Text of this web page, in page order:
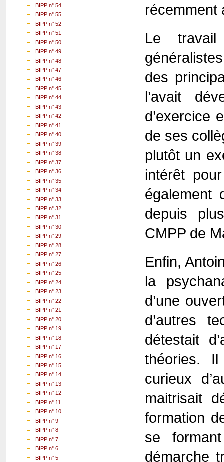
BIPP n° 54
BIPP n° 55
BIPP n° 52
BIPP n° 51
BIPP n° 50
BIPP n° 49
BIPP n° 48
BIPP n° 47
BIPP n° 46
BIPP n° 45
BIPP n° 44
BIPP n° 43
BIPP n° 42
BIPP n° 41
BIPP n° 40
BIPP n° 39
BIPP n° 38
BIPP n° 37
BIPP n° 36
BIPP n° 35
BIPP n° 34
BIPP n° 33
BIPP n° 32
BIPP n° 31
BIPP n° 30
BIPP n° 29
BIPP n° 28
BIPP n° 27
BIPP n° 26
BIPP n° 25
BIPP n° 24
BIPP n° 23
BIPP n° 22
BIPP n° 21
BIPP n° 20
BIPP n° 19
BIPP n° 18
BIPP n° 17
BIPP n° 16
BIPP n° 15
BIPP n° 14
BIPP n° 13
BIPP n° 12
BIPP n° 11
BIPP n° 10
BIPP n° 9
BIPP n° 8
BIPP n° 7
BIPP n° 6
BIPP n° 5
récemment
Le
des
l’avait
d’exercice
de ses
plutôt un
intérêt
également
depuis
CMPP de
Enfin,
la
d’une
d’autres
détestait
théories.
curieux
maitrisait
formation
se
démarche